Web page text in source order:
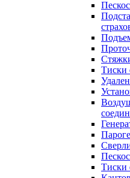
Тиски
Тиски